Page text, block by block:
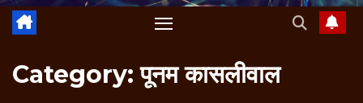
Category:पूनम कासलीवाल